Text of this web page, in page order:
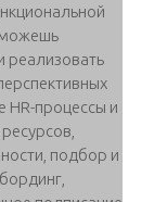
реализовать
HR-процессы и
подбор и